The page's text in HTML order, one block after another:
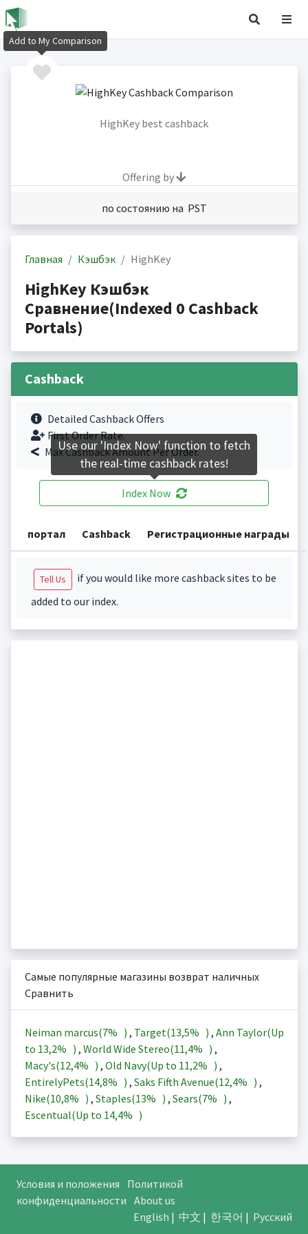
HighKey best cashback
Offering by
по состоянию на PST
Главная Кэшбэк HighKey
HighKey Кэшбэк
Сравнение(Indexed 0 Cashback
Portals)
Cashback
Detailed Cashback Offers
First Order Rate.
Max Cashback Amount Per Order.
Index Now
портал Cashback Регистрационные награды
Tell Us
if you would like more cashback sites to be
added to our index.
Самые популярные магазины возврат наличных
Сравнить
Neiman marcus(7% ) , Target(13,5% ) , Ann Taylor(Up
to 13,2% ) , World Wide Stereo(11,4% ) ,
Macy's(12,4% ) , Old Navy(Up to 11,2% ) ,
EntirelyPets(14,8% ) , Saks Fifth Avenue(12,4% ) ,
Nike(10,8% ) , Staples(13% ) , Sears(7% ) ,
Escentual(Up to 14,4% )
Условия и положения
Политикой
конфиденциальности About us
English | 中文 | 한국어 | Русский
Add to My Comparison
Use our 'Index Now' function to fetch
the real-time cashback rates!